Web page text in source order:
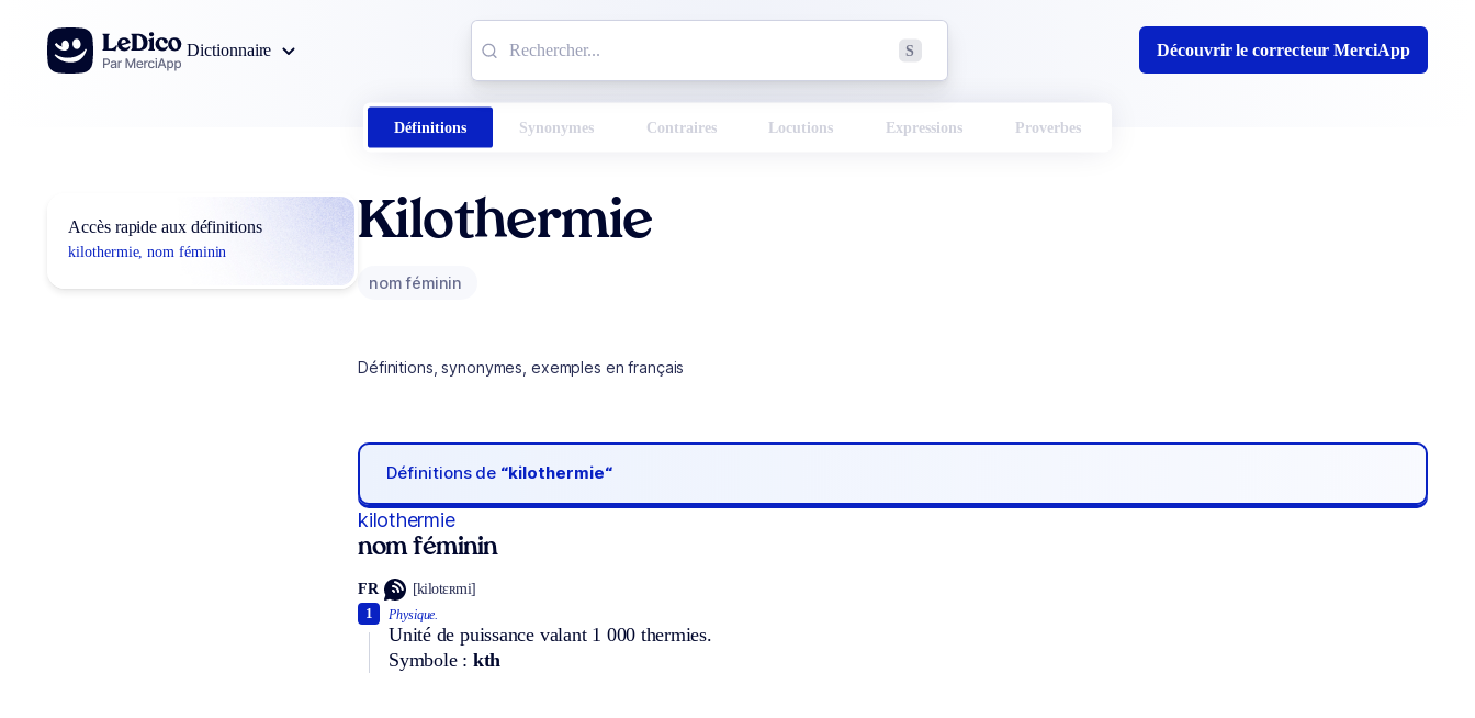
Aller au contenu
Dictionnaire
S Découvrir le correcteur MerciApp
Définitions Synonymes Contraires Locutions Expressions Proverbes
Accès rapide aux définitions
kilothermie, nom féminin
Kilothermie
nom féminin
Définitions, synonymes, exemples en français
Définitions de “kilothermie“
kilothermie
nom féminin
FR [kilotɛʀmi]
Physique.
Unité de puissance valant 1 000 thermies.
Symbole : kth
1